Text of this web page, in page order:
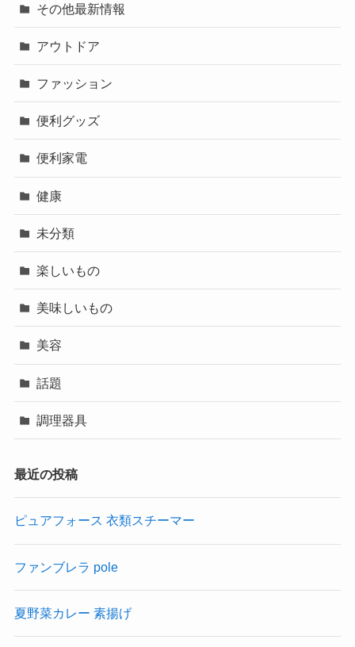
その他最新情報
アウトドア
ファッション
便利グッズ
便利家電
健康
未分類
楽しいもの
美味しいもの
美容
話題
調理器具
最近の投稿
ピュアフォース 衣類スチーマー
ファンブレラ pole
夏野菜カレー 素揚げ